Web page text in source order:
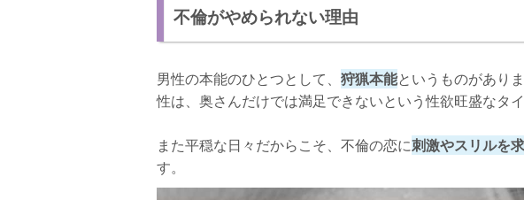
「今すぐに離婚はできないけど…一緒になろう」
不倫をやめる方法
不倫のデメリットを考える
第三者に打ち明ける
夢中になれることを見つける
さいごに
不倫がやめられない理由
男性の本能のひとつとして、 狩猟本能というものがあり
性は、奥さんだけでは満足できないという性欲旺盛なタ
また平穏な日々だからこそ、不倫の恋に刺激やスリルを
す。